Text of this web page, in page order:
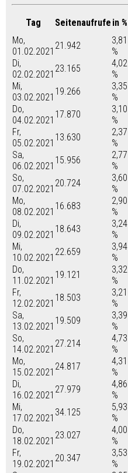
Tag Seitenaufrufe in %
Mo,
01.02.2021
21.942
3,81
%
Di,
02.02.2021
23.165
4,02
%
Mi,
03.02.2021
19.266
3,35
%
Do,
04.02.2021
17.870
3,10
%
Fr,
05.02.2021
13.630
2,37
%
Sa,
06.02.2021
15.956
2,77
%
So,
07.02.2021
20.724
3,60
%
Mo,
08.02.2021
16.683
2,90
%
Di,
09.02.2021
18.643
3,24
%
Mi,
10.02.2021
22.659
3,94
%
Do,
11.02.2021
19.121
3,32
%
Fr,
12.02.2021
18.503
3,21
%
Sa,
13.02.2021
19.509
3,39
%
So,
14.02.2021
27.214
4,73
%
Mo,
15.02.2021
24.817
4,31
%
Di,
16.02.2021
27.979
4,86
%
Mi,
17.02.2021
34.125
5,93
%
Do,
18.02.2021
23.027
4,00
%
Fr,
19.02.2021
20.347
3,53
%